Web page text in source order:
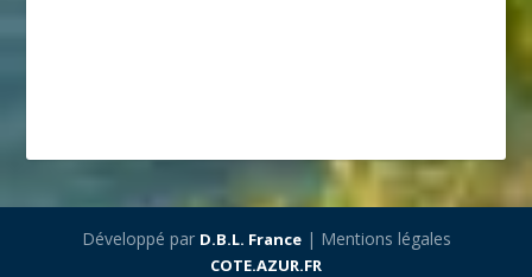
Développé par D.B.L. France| Mentions légales
COTE.AZUR.FR